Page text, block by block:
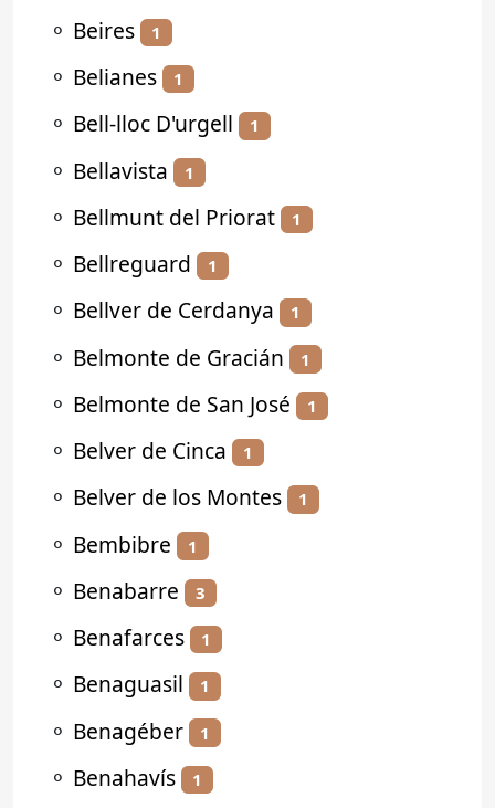
⚬ Beires 1
⚬ Belianes 1
⚬ Bell-lloc D'urgell 1
⚬ Bellavista 1
⚬ Bellmunt del Priorat 1
⚬ Bellreguard 1
⚬ Bellver de Cerdanya 1
⚬ Belmonte de Gracián 1
⚬ Belmonte de San José 1
⚬ Belver de Cinca 1
⚬ Belver de los Montes 1
⚬ Bembibre 1
⚬ Benabarre 3
⚬ Benafarces 1
⚬ Benaguasil 1
⚬ Benagéber 1
⚬ Benahavís 1